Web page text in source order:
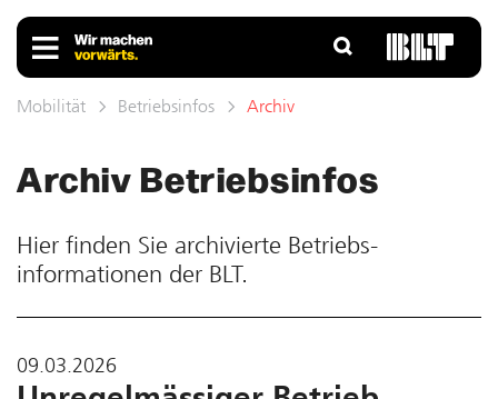
Mobilität Betriebsinfos Archiv
Archiv Betriebs­infos
Hier finden Sie ar­chivierte Betriebs­
informationen der BLT.
09.03.2026